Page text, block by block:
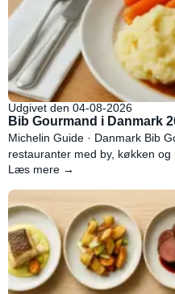
Udgivet den 04-08-2026
Bib Gourmand i Danmark
Michelin Guide · Danmark Bib
restauranter med by, køkken og
Læs mere →